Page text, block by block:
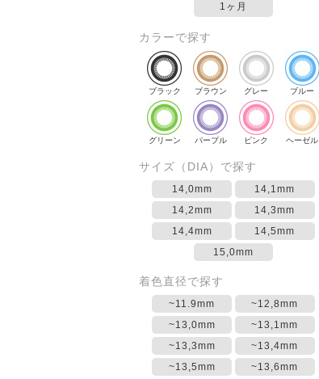
1ヶ月
カラーで探す
ブラック ブラウン グレー ブルー
グリーン パープル ピンク ヘーゼル
サイズ（DIA）で探す
14,0mm
14,1mm
14,2mm
14,3mm
14,4mm
14,5mm
15,0mm
着色直径で探す
~11.9mm
~12,8mm
~13,0mm
~13,1mm
~13,3mm
~13,4mm
~13,5mm
~13,6mm